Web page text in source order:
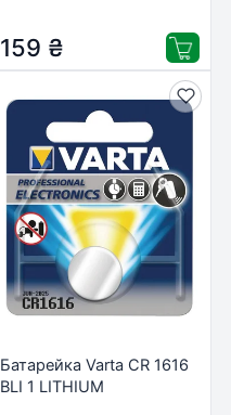
159 ₴
Батарейка Varta CR 1616
BLI 1 LITHIUM